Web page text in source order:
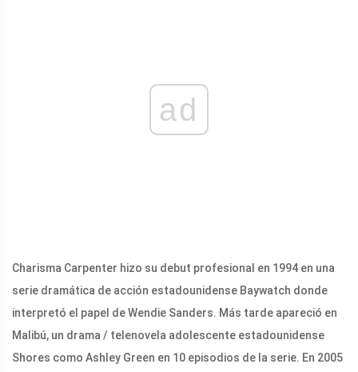
ad
Charisma Carpenter hizo su debut profesional en 1994 en una
serie dramática de acción estadounidense Baywatch donde
interpretó el papel de Wendie Sanders. Más tarde apareció en
Malibú, un drama / telenovela adolescente estadounidense
Shores como Ashley Green en 10 episodios de la serie. En 2005